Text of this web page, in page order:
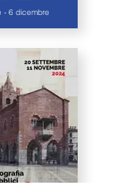
- 6 dicembre